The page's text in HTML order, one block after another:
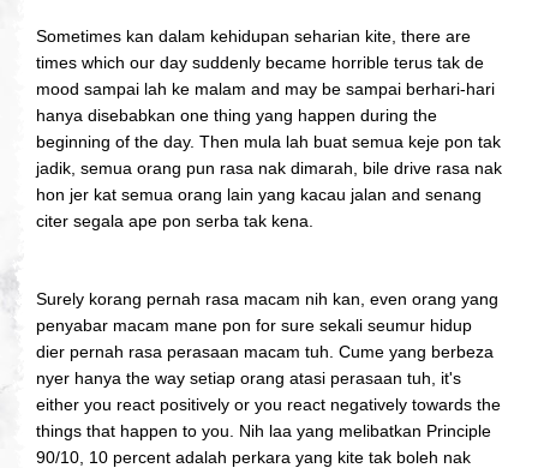
Sometimes kan dalam kehidupan seharian kite, there are
times which our day suddenly became horrible terus tak de
mood sampai lah ke malam and may be sampai berhari-hari
hanya disebabkan one thing yang happen during the
beginning of the day. Then mula lah buat semua keje pon tak
jadik, semua orang pun rasa nak dimarah, bile drive rasa nak
hon jer kat semua orang lain yang kacau jalan and senang
citer segala ape pon serba tak kena.
Surely korang pernah rasa macam nih kan, even orang yang
penyabar macam mane pon for sure sekali seumur hidup
dier pernah rasa perasaan macam tuh. Cume yang berbeza
nyer hanya the way setiap orang atasi perasaan tuh, it's
either you react positively or you react negatively towards the
things that happen to you. Nih laa yang melibatkan Principle
90/10, 10 percent adalah perkara yang kite tak boleh nak